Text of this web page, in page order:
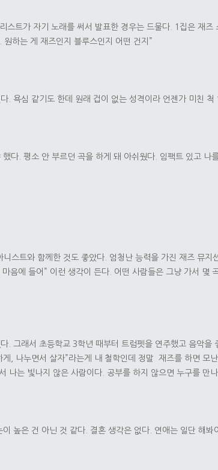
트가 자기 노래를 써서 발표한 경우는 드물다. 1집은 재즈
하는 게 재즈인지 블루스인지 어떤 건지”
. 욕심 같기도 한데 원래 겁이 없는 성격이라 언젠가 미친
다. 평소 안 부르던 곡을 하게 돼 아쉬웠다. 임팩트 있고 나
스트와 함께한 것도 좋았다. 엄청난 능력을 가진 재즈 뮤지
음에 들어” 이런 생각이 든다. 어떤 사람들은 그냥 가서 몇
. 그래서 초등학교 3학년 때부터 트럼펫을 연주했고 음악을
, 나누면서 살자”라는게 내 철학인데 정말 재즈를 하면 모
나는 빛나지 않은 사람이다. 공부를 하지 않으면 누구를 만
높은 건 아닌 것 같다. 결혼 생각은 없다. 연애는 일단 해